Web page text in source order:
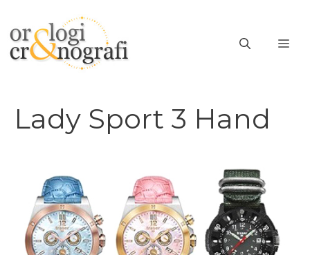
contenuto
Lady Sport 3 Hand